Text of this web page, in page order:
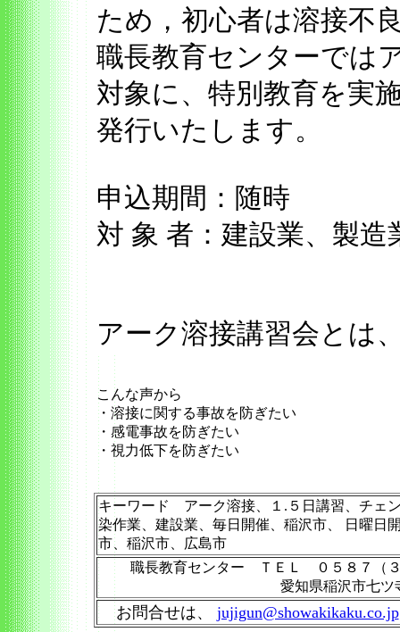
ため，初心者は溶接不
職長教育センターでは
対象に、特別教育を実
発行いたします。
申込期間：随時
対 象 者：建設業、製造
アーク溶接講習会と
こんな声から
・溶接に関する事故を防ぎたい
・感電事故を防ぎたい
・視力低下を防ぎたい
キーワード アーク溶接、１.５日講習、チェ
染作業、建設業、毎日開催、稲沢市、 日曜日
市、稲沢市、広島市
職長教育センター ＴＥＬ ０５８７（
愛知県稲沢市七
お問合せは、 jujigun@showakikaku.co.jp